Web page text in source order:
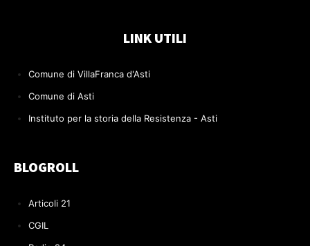
LINK UTILI
Comune di VillaFranca d'Asti
Comune di Asti
Instituto per la storia della Resistenza - Asti
BLOGROLL
Articoli 21
CGIL